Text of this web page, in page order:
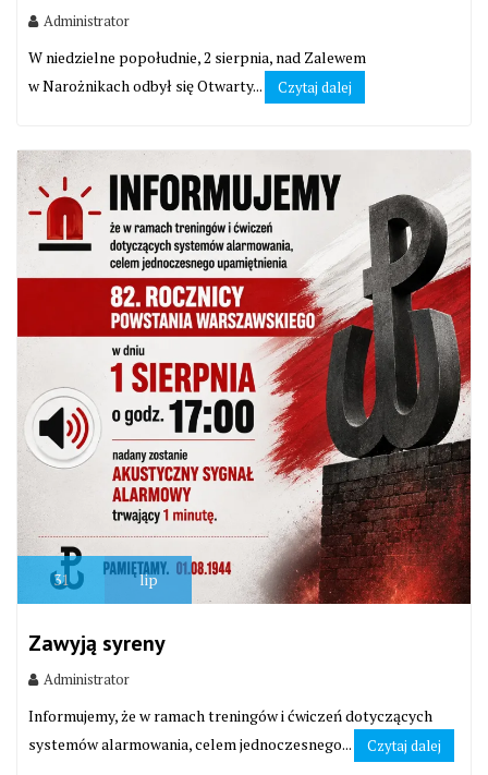
Administrator
W niedzielne popołudnie, 2 sierpnia, nad Zalewem
w Narożnikach odbył się Otwarty...
Czytaj dalej
31 lip
Zawyją syreny
Administrator
Informujemy, że w ramach treningów i ćwiczeń dotyczących
systemów alarmowania, celem jednoczesnego...
Czytaj dalej